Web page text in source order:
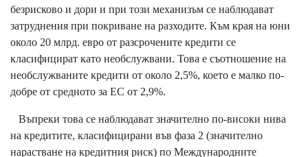
безрисково и дори и при този механизъм се наблюдават
затруднения при покриване на разходите. Към края на юни
около 20 млрд. евро от разсрочените кредити се
класифицират като необслужвани. Това е съотношение на
необслужваните кредити от около 2,5%, което е малко по-
добре от средното за ЕС от 2,9%.
Въпреки това се наблюдават значително по-високи нива
на кредитите, класифицирани във фаза 2 (значително
нарастване на кредитния риск) по Международните